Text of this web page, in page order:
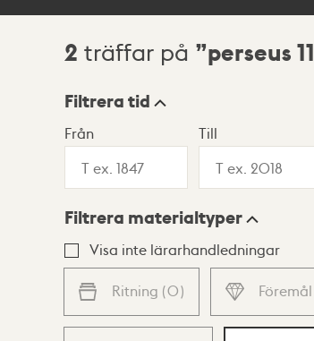
Sökresultat
2 träffar på perseus 11
Visningsläge
Lista Karta
Filtrera tid
Från Till
Filtrera materialtyper
Visa inte lärarhandledningar
Ritning (0) Föremål